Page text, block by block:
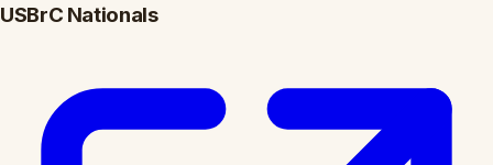
USBrC Nationals